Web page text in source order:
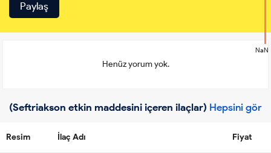
Henüz yorum yok.
(Seftriakson etkin maddesini içeren ilaçlar) Hepsini gör
Resim İlaç Adı Fiyat
NaN